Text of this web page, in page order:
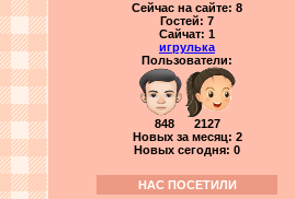
Сейчас на сайте: 8
Гостей: 7
Сайчат: 1
игрулька
Пользователи:
848 2127
Новых за месяц: 2
Новых сегодня: 0
НАС ПОСЕТИЛИ